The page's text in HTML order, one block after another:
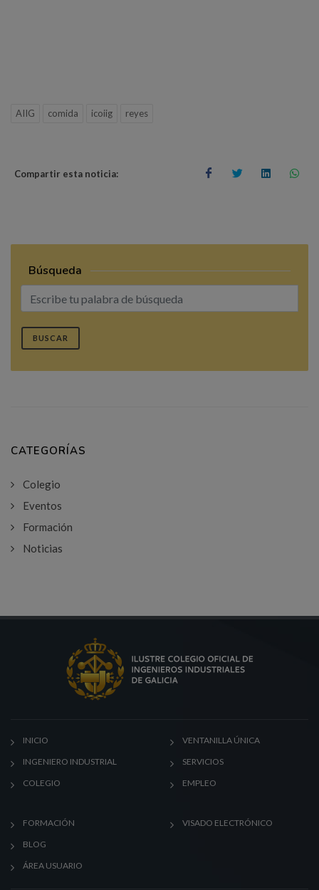
AIIG comida icoiig reyes
Compartir esta noticia:
Búsqueda
BUSCAR
CATEGORÍAS
Colegio
Eventos
Formación
Noticias
INICIO
INGENIERO INDUSTRIAL
COLEGIO
VENTANILLA ÚNICA
SERVICIOS
EMPLEO
FORMACIÓN
BLOG
ÁREA USUARIO
VISADO ELECTRÓNICO